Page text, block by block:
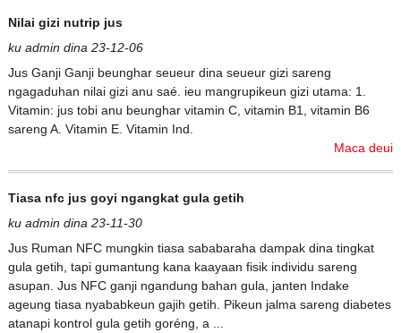
Nilai gizi nutrip jus
ku admin dina 23-12-06
Jus Ganji Ganji beunghar seueur dina seueur gizi sareng
ngagaduhan nilai gizi anu saé. ieu mangrupikeun gizi utama: 1.
Vitamin: jus tobi anu beunghar vitamin C, vitamin B1, vitamin B6
sareng A. Vitamin E. Vitamin Ind.
Maca deui
Tiasa nfc jus goyi ngangkat gula getih
ku admin dina 23-11-30
Jus Ruman NFC mungkin tiasa sababaraha dampak dina tingkat
gula getih, tapi gumantung kana kaayaan fisik individu sareng
asupan. Jus NFC ganji ngandung bahan gula, janten Indake
ageung tiasa nyababkeun gajih getih. Pikeun jalma sareng diabetes
atanapi kontrol gula getih goréng, a ...